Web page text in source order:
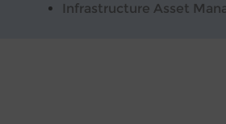
Infrastructure Asset